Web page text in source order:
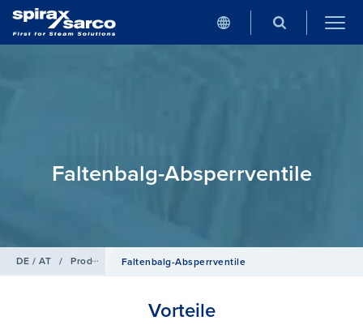
Faltenbalg-Absperrventile
DE / AT / Produkte / Absperrventile
Faltenbalg-Absperrventile
Vorteile